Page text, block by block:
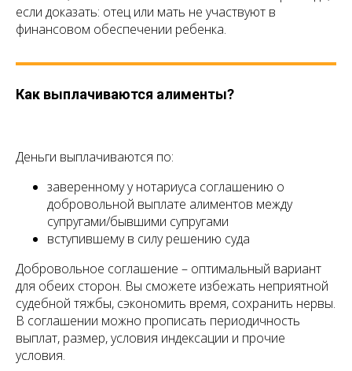
если доказать: отец или мать не участвуют в
финансовом обеспечении ребенка.
Как выплачиваются алименты?
Деньги выплачиваются по:
заверенному у нотариуса соглашению о
добровольной выплате алиментов между
супругами/бывшими супругами
вступившему в силу решению суда
Добровольное соглашение – оптимальный вариант
для обеих сторон. Вы сможете избежать неприятной
судебной тяжбы, сэкономить время, сохранить нервы.
В соглашении можно прописать периодичность
выплат, размер, условия индексации и прочие
условия.